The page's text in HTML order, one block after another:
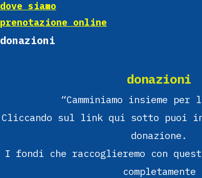
dove siamo
prenotazione online
donazioni
donazioni
“Camminiamo insieme
Cliccando sul link qui sotto puoi
donazione.
I fondi che raccoglieremo con
completamente